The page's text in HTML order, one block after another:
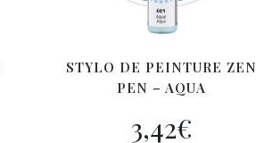
STYLO DE PEINTURE ZEN
PEN – AQUA
3,42€